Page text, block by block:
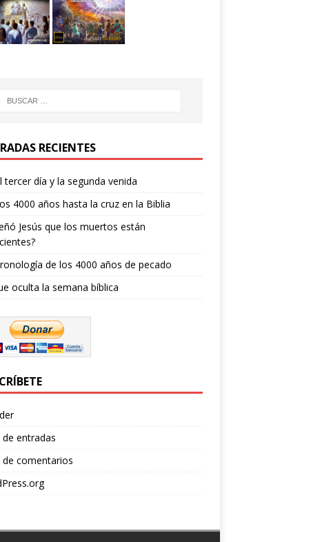
RECIENTES
tercer día y la segunda venida
4000 años hasta la cruz en la Biblia
Jesús que los muertos están
de los 4000 años de pecado
oculta la semana bíblica
de entradas
de comentarios